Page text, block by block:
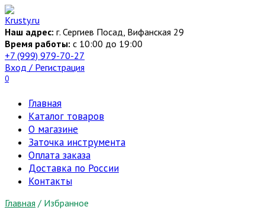
Перейти
к
содержанию
Наш адрес: г. Сергиев Посад, Вифанская 29
Время работы: c 10:00 до 19:00
+7 (999) 979-70-27
Вход / Регистрация
0
Главная
Каталог товаров
О магазине
Заточка инструмента
Оплата заказа
Доставка по России
Контакты
Главная / Избранное